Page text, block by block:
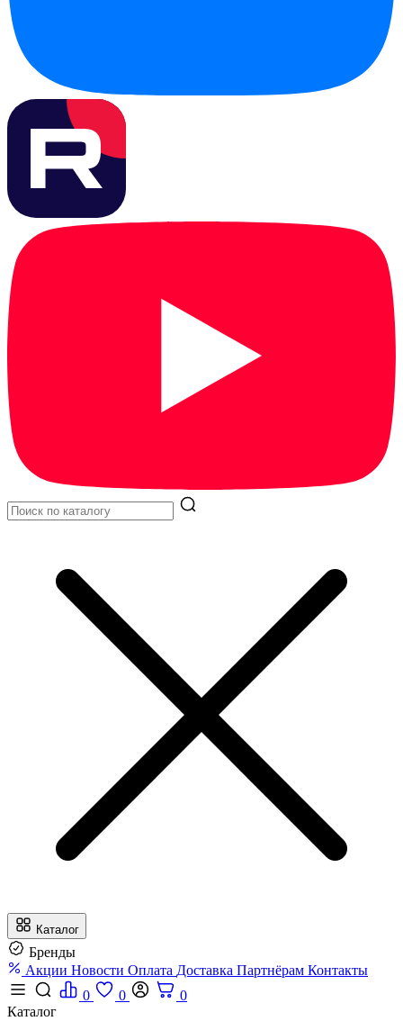
Каталог
Бренды
Акции Новости Оплата Доставка Партнёрам Контакты
0
0
0
Каталог